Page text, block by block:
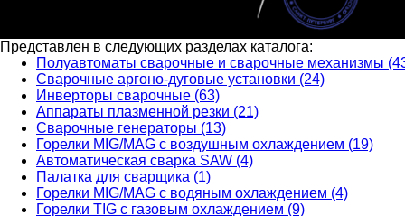
Представлен в следующих разделах каталога:
Полуавтоматы сварочные и сварочные механизмы
Сварочные аргоно-дуговые установки (24)
Инверторы сварочные (63)
Аппараты плазменной резки (21)
Сварочные генераторы (13)
Горелки MIG/MAG с воздушным охлаждением (19)
Автоматическая сварка SAW (4)
Палатка для сварщика (1)
Горелки MIG/MAG с водяным охлаждением (4)
Горелки TIG с газовым охлаждением (9)